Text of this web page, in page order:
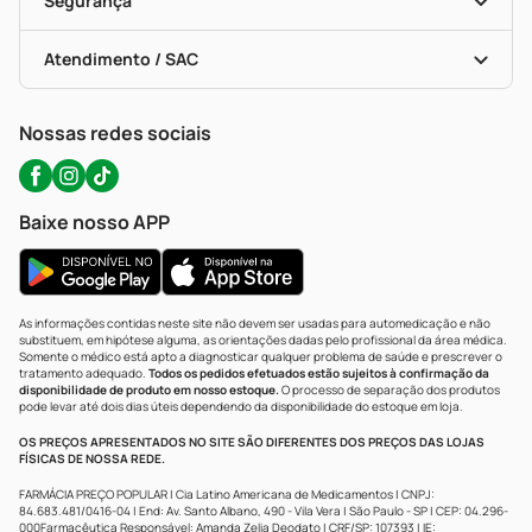
Troca E Devolução
Bulas De A A Z
Políticas De Marketplace
Testes Rápidos
Autoteste Covid-19
Certificado De Segurança
Portal Da Privacidade
Atendimento / SAC
WhatsApp (47) 9202-1687
Nossas redes sociais
Baixe nosso APP
As informações contidas neste site não devem ser usadas para automedicação e não
substituem, em hipótese alguma, as orientações dadas pelo profissional da área médica.
Somente o médico está apto a diagnosticar qualquer problema de saúde e prescrever o
tratamento adequado. Todos os pedidos efetuados estão sujeitos à confirmação da
disponibilidade de produto em nosso estoque.O processo de separação dos produtos
pode levar até dois dias úteis dependendo da disponibilidade do estoque em loja.
OS PREÇOS APRESENTADOS NO SITE SÃO DIFERENTES DOS PREÇOS DAS LOJAS
FÍSICAS DE NOSSA REDE.
FARMÁCIA PREÇO POPULAR | Cia Latino Americana de Medicamentos | CNPJ:
84.683.481/0416-04 | End: Av. Santo Albano, 490 - Vila Vera | São Paulo - SP | CEP: 04.296-
000Farmacêutica Responsável: Amanda Zelia Deodato | CRF/SP: 107393 | IE: